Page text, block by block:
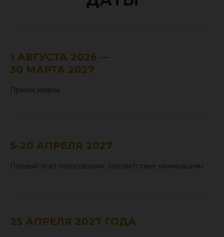
1 АВГУСТА 2026 —
30 МАРТА 2027
Прием заявок
5-20 АПРЕЛЯ 2027
Первый этап голосования: соответствие номинациям
25 АПРЕЛЯ 2027 ГОДА